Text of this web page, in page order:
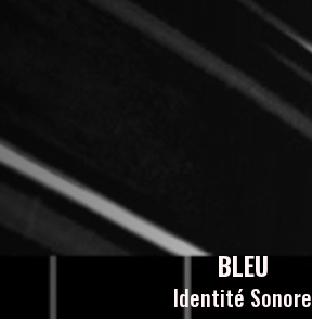
BLEU
Identité Sonore